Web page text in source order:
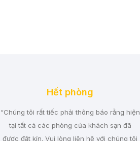
Hết phòng
“Chúng tôi rất tiếc phải thông báo rằng hiện
tại tất cả các phòng của khách sạn đã
được đặt kín. Vui lòng liên hệ với chúng tôi